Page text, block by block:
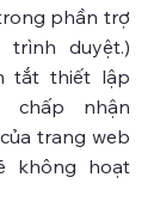
phần trợ
duyệt.)
tắt thiết lập
chấp nhận
trang web
không hoạt